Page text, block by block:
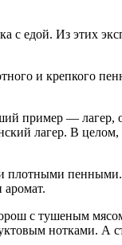
едой. Из этих
и крепкого
пример —
лагер. В
плотными
с тушеным
нотками. А